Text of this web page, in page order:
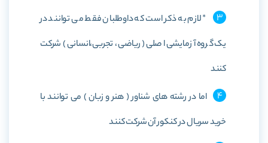
* لازم به ذکر است که داوطلبان فقط می توانند در
یک گروه آزمایشی اصلی (ریاضی ،تجربی،انسانی )شرکت
کنند
اما در رشته های شناور ( هنر و زبان ) می توانند با
خرید سریال در کنکور آن شرکت کنند